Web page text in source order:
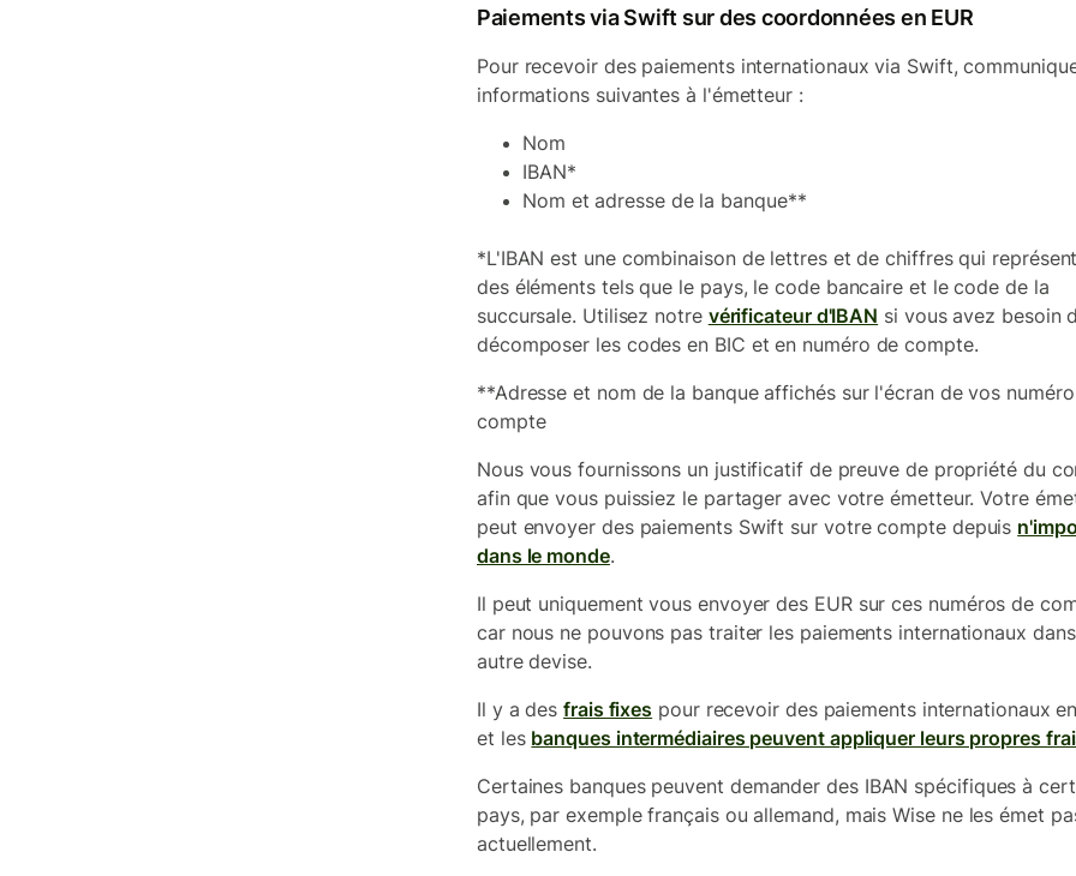
Paiements via Swift sur des coordonnées en EUR
Pour recevoir des paiements internationaux via Swift,
informations suivantes à l'émetteur :
Nom
IBAN*
Nom et adresse de la banque**
*L'IBAN est une combinaison de lettres et de chiffres qui
des éléments tels que le pays, le code bancaire et le code de la
succursale. Utilisez notre vérificateur d'IBAN si vous avez besoin
décomposer les codes en BIC et en numéro de compte.
**Adresse et nom de la banque affichés sur l'écran de vos
compte
Nous vous fournissons un justificatif de preuve de propriété du
afin que vous puissiez le partager avec votre émetteur. Votre
peut envoyer des paiements Swift sur votre compte depuis
dans le monde.
Il peut uniquement vous envoyer des EUR sur ces numéros de
car nous ne pouvons pas traiter les paiements internationaux
autre devise.
Il y a desfrais fixes pour recevoir des paiements internationaux
et les banques intermédiaires peuvent appliquer leurs propres
Certaines banques peuvent demander des IBAN spécifiques à
pays, par exemple français ou allemand, mais Wise ne les émet
actuellement.